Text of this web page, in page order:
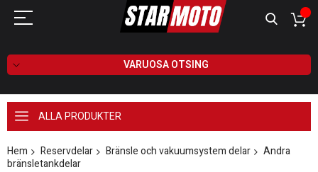
VARUOSA OTSING
ALLA PRODUKTER
Hem Reservdelar Bränsle och vakuumsystem delar
Andra
bränsletankdelar